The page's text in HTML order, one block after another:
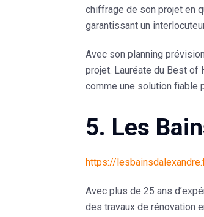
chiffrage de son projet en
garantissant un
Avec son planning
projet. Lauréate du Best of
comme une solution fiable
5. Les
https://
Avec plus de 25 ans
des travaux de rénovation